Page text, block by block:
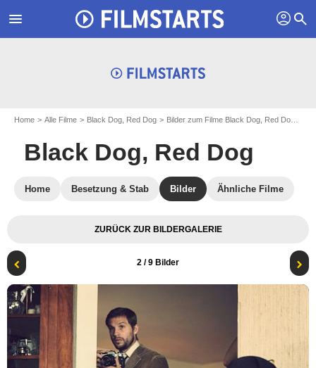
menu profil search
Home Alle Filme Black Dog, Red Dog Bilder zum Filme Black Dog, Red Dog
Black Dog, Red Dog
Home Besetzung & Stab Bilder Ähnliche Filme
ZURÜCK ZUR BILDERGALERIE
2 / 9 Bilder